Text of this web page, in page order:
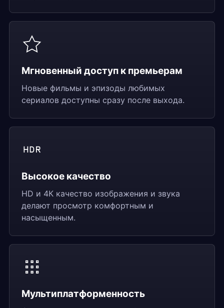
Мгновенный доступ к премьерам
Новые фильмы и эпизоды любимых
сериалов доступны сразу после выхода.
Высокое качество
HD и 4К качество изображения и звука
делают просмотр комфортным и
насыщенным.
Мультиплатформенность